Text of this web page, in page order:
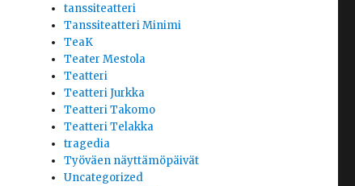
tanssiteatteri
Tanssiteatteri Minimi
TeaK
Teater Mestola
Teatteri
Teatteri Jurkka
Teatteri Takomo
Teatteri Telakka
tragedia
Työväen näyttämöpäivät
Uncategorized